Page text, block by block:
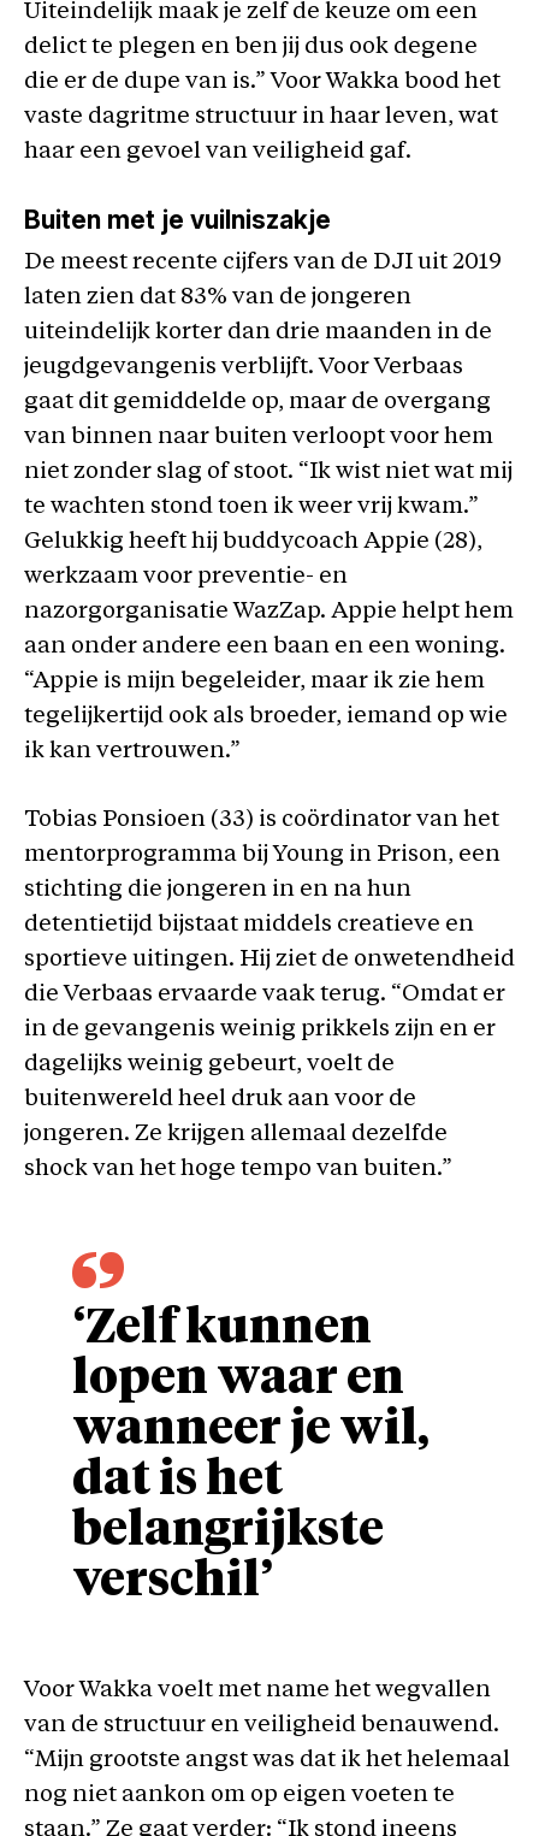
Uiteindelijk maak je zelf de keuze om een
delict te plegen en ben jij dus ook degene
die er de dupe van is.” Voor Wakka bood het
vaste dagritme structuur in haar leven, wat
haar een gevoel van veiligheid gaf.
Buiten met je vuilniszakje
De meest recente cijfers van de DJI uit 2019
laten zien dat 83% van de jongeren
uiteindelijk korter dan drie maanden in de
jeugdgevangenis verblijft. Voor Verbaas
gaat dit gemiddelde op, maar de overgang
van binnen naar buiten verloopt voor hem
niet zonder slag of stoot. “Ik wist niet wat mij
te wachten stond toen ik weer vrij kwam.”
Gelukkig heeft hij buddycoach Appie (28),
werkzaam voor preventie- en
nazorgorganisatie WazZap. Appie helpt hem
aan onder andere een baan en een woning.
“Appie is mijn begeleider, maar ik zie hem
tegelijkertijd ook als broeder, iemand op wie
ik kan vertrouwen.”
Tobias Ponsioen (33) is coördinator van het
mentorprogramma bij Young in Prison, een
stichting die jongeren in en na hun
detentietijd bijstaat middels creatieve en
sportieve uitingen. Hij ziet de onwetendheid
die Verbaas ervaarde vaak terug. “Omdat er
in de gevangenis weinig prikkels zijn en er
dagelijks weinig gebeurt, voelt de
buitenwereld heel druk aan voor de
jongeren. Ze krijgen allemaal dezelfde
shock van het hoge tempo van buiten.”
‘Zelf kunnen
lopen waar en
wanneer je wil,
dat is het
belangrijkste
verschil’
Voor Wakka voelt met name het wegvallen
van de structuur en veiligheid benauwend.
“Mijn grootste angst was dat ik het helemaal
nog niet aankon om op eigen voeten te
staan.” Ze gaat verder: “Ik stond ineens